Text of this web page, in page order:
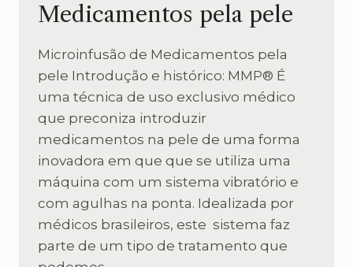
Medicamentos pela pele
Microinfusão de Medicamentos pela
pele Introdução e histórico: MMP® É
uma técnica de uso exclusivo médico
que preconiza introduzir
medicamentos na pele de uma forma
inovadora em que que se utiliza uma
máquina com um sistema vibratório e
com agulhas na ponta. Idealizada por
médicos brasileiros, este sistema faz
parte de um tipo de tratamento que